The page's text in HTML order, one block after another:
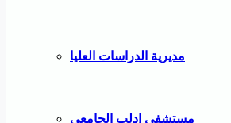
مديرية الدراسات العليا
مستشفى إدلب الجامعي